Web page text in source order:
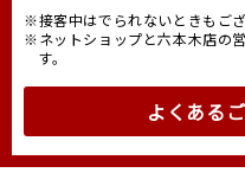
※接客中はでられないときもござ
※ネットショップと六本木店の
す。
よくある